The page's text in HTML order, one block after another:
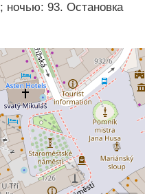
93. Остановка